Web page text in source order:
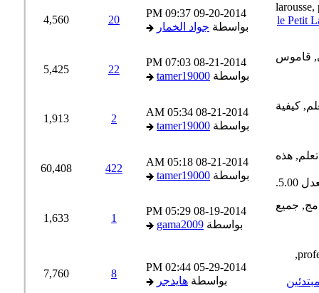
09-20-2014
09:37 PM
بواسطةجواد الخمار
20
4,560
08-21-2014
07:03 PM
بواسطةtamer19000
22
5,425
08-21-2014
05:34 AM
بواسطةtamer19000
1,913
08-21-2014
05:18 AM
بواسطةtamer19000
422
60,408
08-19-2014
05:29 PM
بواسطةgama2009
1,633
05-29-2014
02:44 PM
بواسطةهايدجر
7,760